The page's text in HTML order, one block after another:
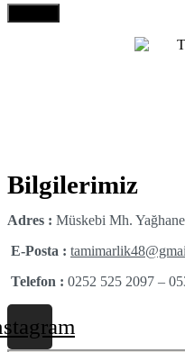
Bilgilerimiz
Adres : Müskebi Mh.
E-Posta :
Telefon : 0252 525 2097 –